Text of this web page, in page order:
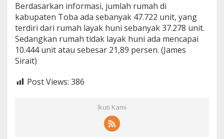
Berdasarkan informasi, jumlah rumah di
kabupaten Toba ada sebanyak 47.722 unit, yang
terdiri dari rumah layak huni sebanyak 37.278 unit.
Sedangkan rumah tidak layak huni ada mencapai
10.444 unit atau sebesar 21,89 persen. (James
Sirait)
Post Views: 386
Ikuti Kami